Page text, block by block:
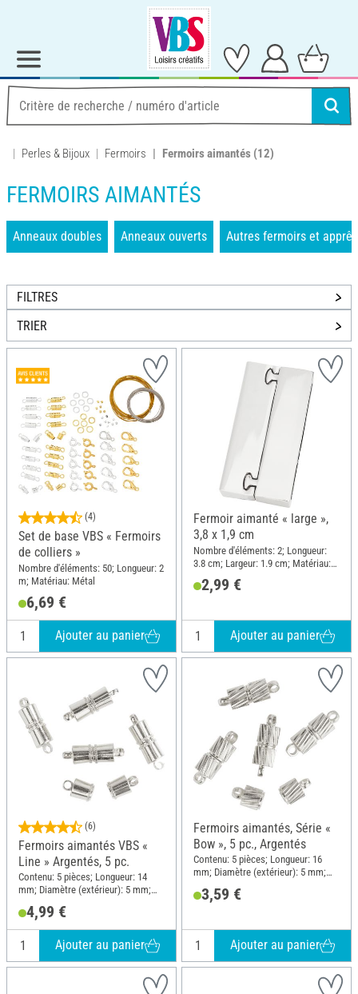
Perles & Bijoux Fermoirs Fermoirs aimantés (12)
FERMOIRS AIMANTÉS
Anneaux doubles Anneaux ouverts Autres fermoirs et
FILTRES
TRIER
(4)
Set de base VBS « Fermoirs
de colliers »
Nombre d'éléments: 50; Longueur: 2
m; Matériau: Métal
6,69 €
Ajouter au panier
Fermoir aimanté « large »,
3,8 x 1,9 cm
Nombre d'éléments: 2; Longueur:
3.8 cm; Largeur: 1.9 cm; Matériau:
2,99 €
Ajouter au panier
(6)
Fermoirs aimantés VBS «
Line » Argentés, 5 pc.
Contenu: 5 pièces; Longueur: 14
mm; Diamètre (extérieur): 5 mm;
4,99 €
Ajouter au panier
Fermoirs aimantés, Série «
Bow », 5 pc., Argentés
Contenu: 5 pièces; Longueur: 16
mm; Diamètre (extérieur): 5 mm;
3,59 €
Ajouter au panier